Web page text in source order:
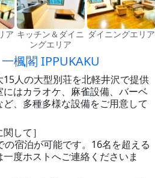
ア キッチン＆ダイニ
ングエリア
ダイニングエリア
一楓閣 IPPUKAKU
15人の大型別荘を北軽井沢で提供
にはカラオケ、麻雀設備、バーベ
ど、多種多様な設備をご用意して
して］
の宿泊が可能です。16名を超える
度ホストへご連絡くださいま